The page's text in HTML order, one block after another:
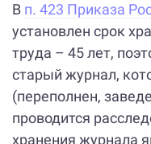
В п. 423 Приказа
установлен срок
труда – 45 лет,
старый журнал,
(переполнен,
проводится
хранения журнала